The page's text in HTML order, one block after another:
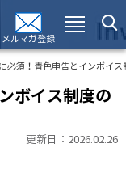
メルマガ登録
必須！青色申告とインボイ
ボイス制度の
更新日：2026.02.26